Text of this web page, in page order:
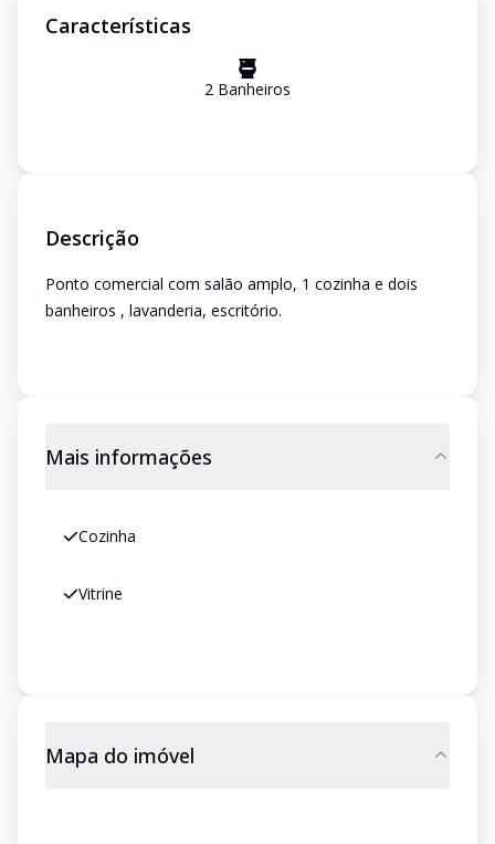
Características
2 Banheiros
Descrição
Ponto comercial com salão amplo, 1 cozinha e dois
banheiros , lavanderia, escritório.
Mais informações
Cozinha
Vitrine
Mapa do imóvel